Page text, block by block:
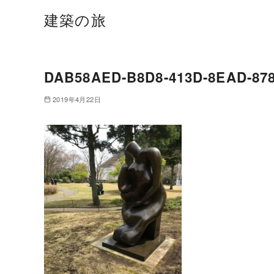
建築の旅
DAB58AED-B8D8-413D-8EAD-
2019年4月22日